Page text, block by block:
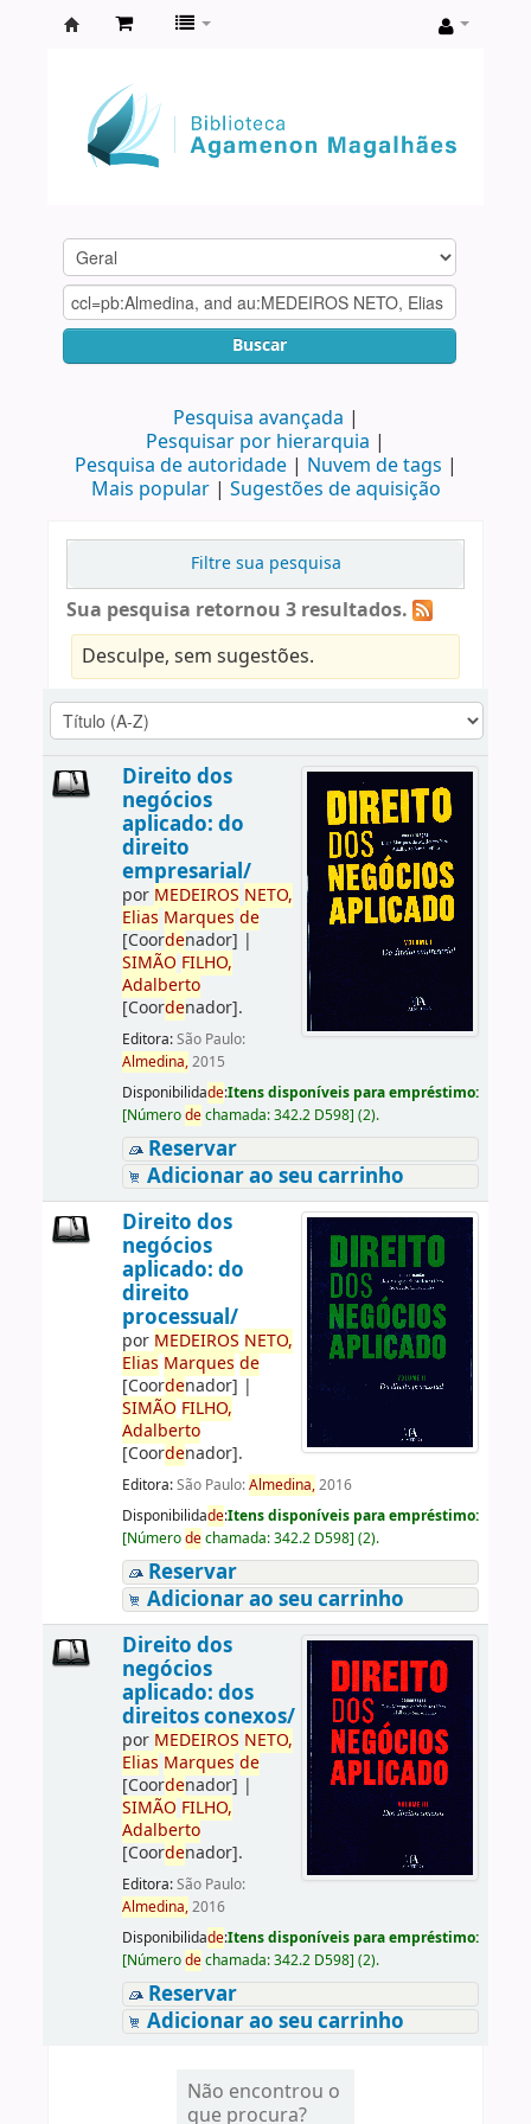
Agamenon
Magalhães
Buscar
Pesquisa avançada
Pesquisar por hierarquia
Pesquisa de autoridade
Nuvem de tags
Mais popular
Sugestões de aquisição
Filtre sua pesquisa
Sua pesquisa retornou 3 resultados.
Desculpe, sem sugestões.
Direito dos
negócios
aplicado: do
direito
empresarial/
por MEDEIROS NETO,
Elias Marques de
[Coordenador] |
SIMÃO FILHO,
Adalberto
[Coordenador].
Editora:São Paulo:
Almedina,2015
Disponibilidade:Itens disponíveis para empréstimo:
[Númerodechamada:342.2 D598] (2).
Reservar
Adicionar ao seu carrinho
Direito dos
negócios
aplicado: do
direito
processual/
por MEDEIROS NETO,
Elias Marques de
[Coordenador] |
SIMÃO FILHO,
Adalberto
[Coordenador].
Editora:São Paulo:Almedina,2016
Disponibilidade:Itens disponíveis para empréstimo:
[Númerodechamada:342.2 D598] (2).
Reservar
Adicionar ao seu carrinho
Direito dos
negócios
aplicado: dos
direitos conexos/
por MEDEIROS NETO,
Elias Marques de
[Coordenador] |
SIMÃO FILHO,
Adalberto
[Coordenador].
Editora:São Paulo:
Almedina,2016
Disponibilidade:Itens disponíveis para empréstimo:
[Númerodechamada:342.2 D598] (2).
Reservar
Adicionar ao seu carrinho
Não encontrou o
que procura?